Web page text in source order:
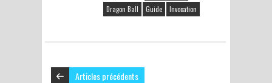
Dragon Ball
Guide Invocation
Articles précédents